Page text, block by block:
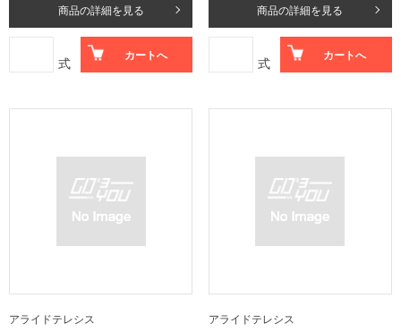
商品の詳細を見る
式 カートへ
商品の詳細を見る
式 カートへ
アライドテレシス アライドテレシス